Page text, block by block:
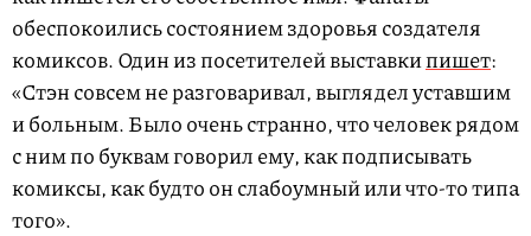
обеспокоились состоянием здоровья создателя
комиксов. Один из посетителей выставкипишет:
«Стэн совсем не разговаривал, выглядел уставшим
и больным. Было очень странно, что человек рядом
с ним по буквам говорил ему, как подписывать
комиксы, как будто он слабоумный или что-то типа
того».